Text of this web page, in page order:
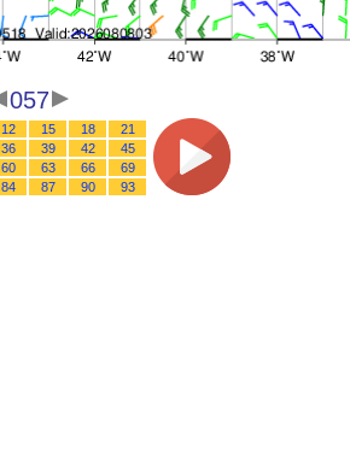
057
12 15 18
21
36 39 42
45
60 63 66
69
84 87 90 93